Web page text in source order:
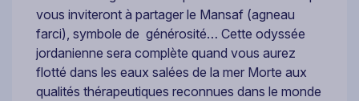
vous inviteront à partager le Mansaf (agneau
farci), symbole de générosité… Cette odyssée
jordanienne sera complète quand vous aurez
flotté dans les eaux salées de la mer Morte aux
qualités thérapeutiques reconnues dans le monde